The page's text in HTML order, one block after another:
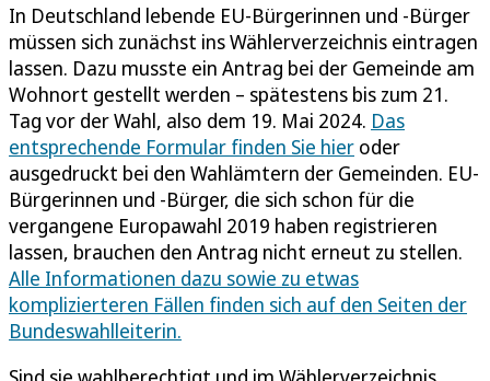
In Deutschland lebende EU-Bürgerinnen und -Bürger
müssen sich zunächst ins Wählerverzeichnis eintragen
lassen. Dazu musste ein Antrag bei der Gemeinde am
Wohnort gestellt werden – spätestens bis zum 21.
Tag vor der Wahl, also dem 19. Mai 2024. Das
entsprechende Formular finden Sie hier oder
ausgedruckt bei den Wahlämtern der Gemeinden. EU-
Bürgerinnen und -Bürger, die sich schon für die
vergangene Europawahl 2019 haben registrieren
lassen, brauchen den Antrag nicht erneut zu stellen.
Alle Informationen dazu sowie zu etwas
komplizierteren Fällen finden sich auf den Seiten der
Bundeswahlleiterin.